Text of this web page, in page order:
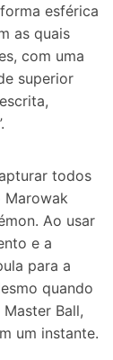
esférica
as quais
com uma
superior
todos
Marowak
Ao usar
e a
para a
quando
Ball,
um instante.